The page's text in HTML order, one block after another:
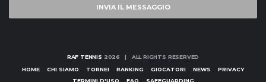
INVIA IL MESSAGGIO
RAF TENNIS 2026 | ALL RIGHTS RESERVED
HOME
CHI SIAMO TORNEI RANKING GIOCATORI NEWS
PRIVACY
TERMINI D'USO
FAQ SAFEGUARDING